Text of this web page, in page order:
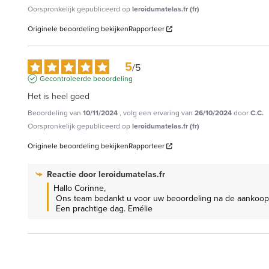
Oorspronkelijk gepubliceerd opleroidumatelas.fr (fr)
Originele beoordeling bekijkenRapporteer
5/5
Gecontroleerde beoordeling
Het is heel goed
Beoordeling van 10/11/2024, volg een ervaring van 26/10/2024doorC.C.
Oorspronkelijk gepubliceerd opleroidumatelas.fr (fr)
Originele beoordeling bekijkenRapporteer
Reactie door leroidumatelas.fr
Hallo Corinne,
Een prachtige dag. Emélie